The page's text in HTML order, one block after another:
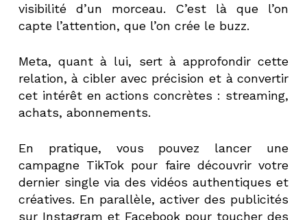
visibilité d’un morceau. C’est là que l’on
capte l’attention, que l’on crée le buzz.
Meta, quant à lui, sert à approfondir cette
relation, à cibler avec précision et à convertir
cet intérêt en actions concrètes : streaming,
achats, abonnements.
En pratique, vous pouvez lancer une
campagne TikTok pour faire découvrir votre
dernier single via des vidéos authentiques et
créatives. En parallèle, activer des publicités
sur Instagram et Facebook pour toucher des